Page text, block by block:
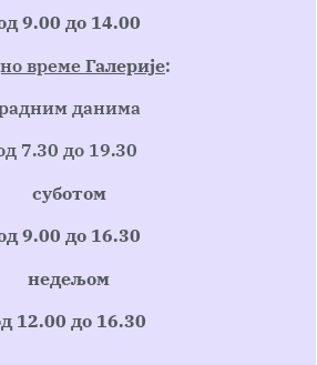
9.00 до 14.00
времеГалерије:
данима
7.30 до 19.30
суботом
9.00 до 16.30
недељом
12.00 до 16.30